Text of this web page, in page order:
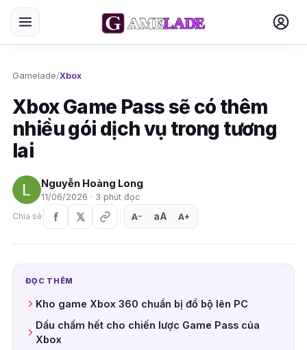
Gamelade/Xbox
Xbox Game Pass sẽ có thêm
nhiều gói dịch vụ trong tương
lai
Nguyễn Hoàng Long
11/06/2026 · 3 phút đọc
Chia sẻ
A− aA A+
ĐỌC THÊM
Kho game Xbox 360 chuẩn bị đổ bộ lên PC
Dấu chấm hết cho chiến lược Game Pass của
Xbox